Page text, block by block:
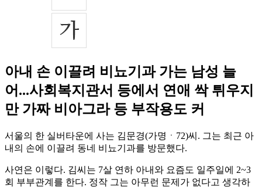
아내 손 이끌려 비뇨기과 가는 남성 늘
어...사회복지관서 등에서 연애 싹 튀우지
만 가짜 비아그라 등 부작용도 커
서울의 한 실버타운에 사는 김문경(가명ㆍ72)씨. 그는 최근 아
내의 손에 이끌려 동네 비뇨기과를 방문했다.
사연은 이렇다. 김씨는 7살 연하 아내와 요즘도 일주일에 2~3
회 부부관계를 한다. 정작 그는 아무런 문제가 없다고 생각하